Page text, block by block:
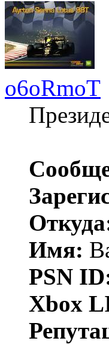
o6oRmoT
Имя:
PSN
Xbox